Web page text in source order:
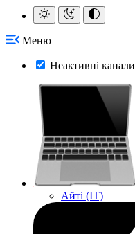
Меню
Неактивні канали
Айті (IT)